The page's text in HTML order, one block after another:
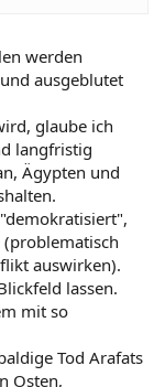
werden
ausgeblutet
glaube ich
langfristig
Ägypten und
auswirken).
lassen.
mit so
Tod Arafats
Osten,